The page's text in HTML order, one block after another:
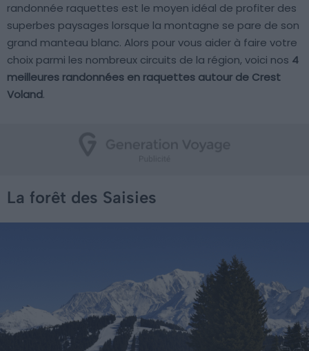
randonnée raquettes est le moyen idéal de profiter des
superbes paysages lorsque la montagne se pare de son
grand manteau blanc. Alors pour vous aider à faire votre
choix parmi les nombreux circuits de la région, voici nos 4
meilleures randonnées en raquettes autour de Crest
Voland.
La forêt des Saisies